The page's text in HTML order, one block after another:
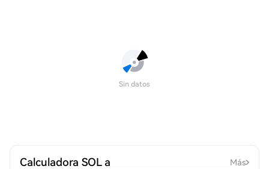
Sin datos
Calculadora SOL a Más